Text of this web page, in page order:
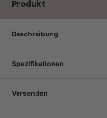
Produkt
Beschreibung
Spezifikationen
Versenden